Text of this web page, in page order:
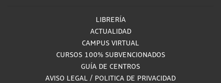
LIBRERÍA
ACTUALIDAD
CAMPUS VIRTUAL
CURSOS 100% SUBVENCIONADOS
GUÍA DE CENTROS
AVISO LEGAL / POLITICA DE PRIVACIDAD